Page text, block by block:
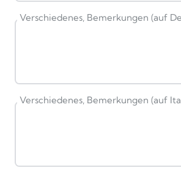
Verschiedenes, Bemerkungen (auf
Verschiedenes, Bemerkungen (auf